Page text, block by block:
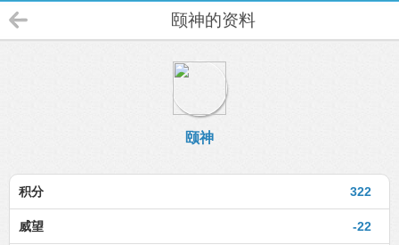
颐神的资料
颐神
322
积分
-22
威望